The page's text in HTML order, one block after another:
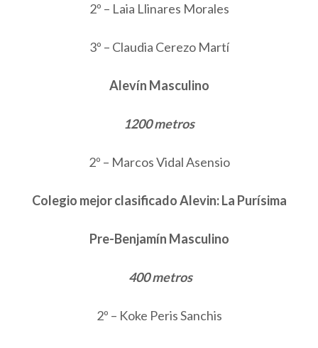
2º – Laia Llinares Morales
3º – Claudia Cerezo Martí
Alevín Masculino
1200 metros
2º – Marcos Vidal Asensio
Colegio mejor clasificado Alevin: La Purísima
Pre-Benjamín Masculino
400 metros
2º – Koke Peris Sanchis